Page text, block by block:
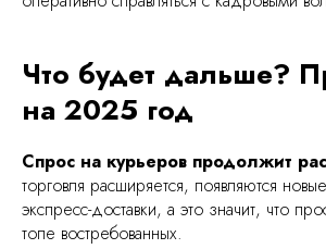
Что будет дальше?
на 2025 год
Спрос на курьеров продолжит
торговля расширяется, появляются
экспресс-доставки, а это значит, что
топе востребованных.